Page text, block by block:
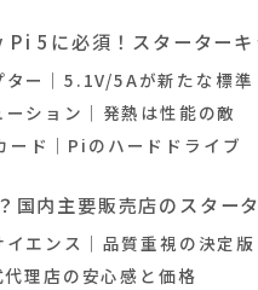
5に必須！スターターキ
ター｜5.1V/5Aが新たな標準
ーション｜発熱は性能の敵
ード｜Piのハードドライブ
国内主要販売店のスター
イエンス｜品質重視の決定版
代理店の安心感と価格